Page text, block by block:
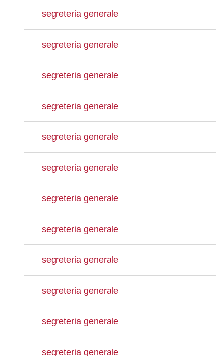
segreteria generale
segreteria generale
segreteria generale
segreteria generale
segreteria generale
segreteria generale
segreteria generale
segreteria generale
segreteria generale
segreteria generale
segreteria generale
segreteria generale